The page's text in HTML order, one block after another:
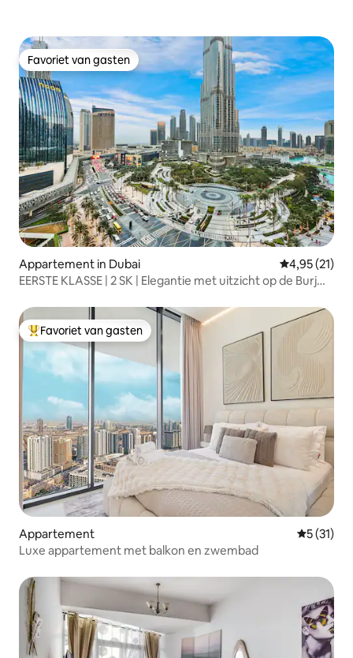
Favoriet van gasten
Favoriet van gasten
Appartement in Dubai Gemiddelde
4,95 (21)
EERSTE KLASSE | 2 SK | Elegantie met uitzicht op de Burj
Topfavoriet van gasten
Favoriet van gasten
Appartement
5 (31)
Luxe appartement met balkon en zwembad